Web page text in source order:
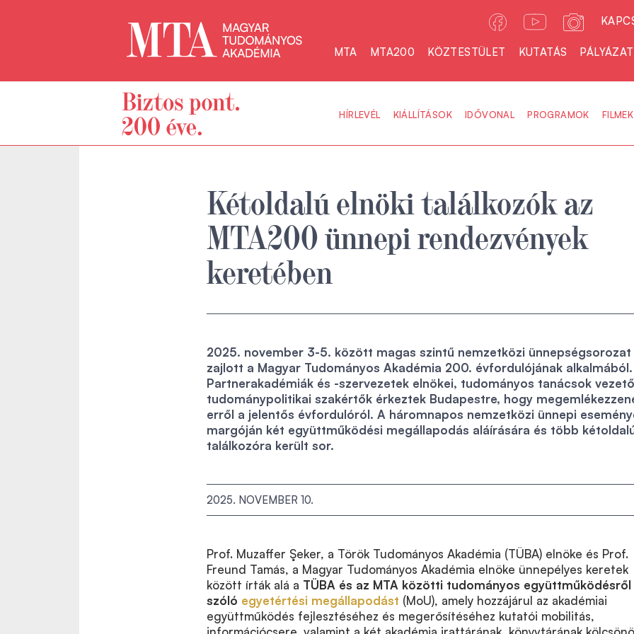
MTA MTA200 KÖZTESTÜLET KUTATÁS
HÍRLEVÉL KIÁLLÍTÁSOK IDŐVONAL PROGRAMOK FILMEK
Kétoldalú elnöki találkozók az
MTA200 ünnepi rendezvények
keretében
2025. november 3-5. között magas szintű nemzetközi ünnepségsorozat
zajlott a Magyar Tudományos Akadémia 200. évfordulójának alkalmából.
Partnerakadémiák és -szervezetek elnökei, tudományos tanácsok
tudománypolitikai szakértők érkeztek Budapestre, hogy
erről a jelentős évfordulóról. A háromnapos nemzetközi ünnepi
margóján két együttműködési megállapodás aláírására és több
találkozóra került sor.
2025. NOVEMBER 10.
Prof. Muzaffer Şeker, a Török Tudományos Akadémia (TÜBA) elnöke és Prof.
Freund Tamás, a Magyar Tudományos Akadémia elnöke ünnepélyes keretek
között írták alá a TÜBA és az MTA közötti tudományos együttműködésről
szóló egyetértési megállapodást (MoU), amely hozzájárul az akadémiai
együttműködés fejlesztéséhez és megerősítéséhez kutatói mobilitás,